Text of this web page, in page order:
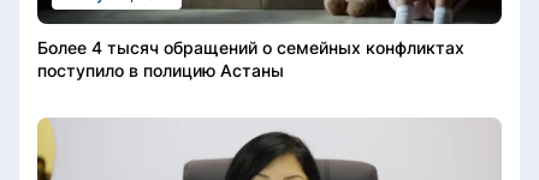
Более 4 тысяч обращений о семейных конфликтах
поступило в полицию Астаны